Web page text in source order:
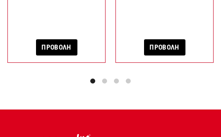
ΠΡΟΒΟΛΗ ΠΡΟΒΟΛΗ